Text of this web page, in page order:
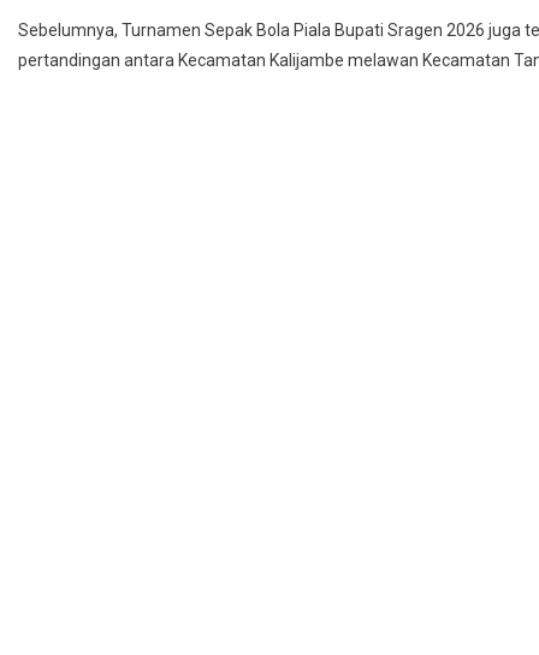
Sportivitas
Dan
Sebelumnya, Turnamen Sepak Bola Piala Bupati Sragen 2026 juga
pertandingan antara Kecamatan Kalijambe melawan Kecamatan